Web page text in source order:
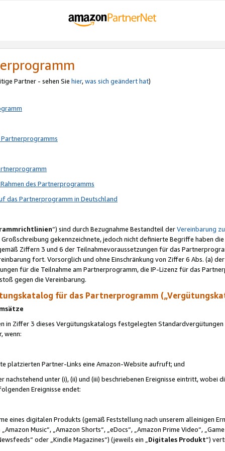
Partner - sehen Sie hier,was sich geändert hat)
Partnerprogramms
des Partnerprogramms
das Partnerprogramm in Deutschland
“) sind durch Bezugnahme Bestandteil derVereinbarung
gekennzeichnete, jedoch nicht definierte Begriffe haben
Ziffern 3 und 6 der Teilnahmevoraussetzungen für das
fort. Vorsorglich und ohne Einschränkung von Ziffer 6 Abs. (a)
für die Teilnahme am Partnerprogramm, die IP-Lizenz für das
gegen die Vereinbarung.
für das Partnerprogramm
in Ziffer 3 dieses Vergütungskatalogs festgelegten
wenn:
platzierten Partner-Links eine Amazon-Website aufruft; und
unter (i), (ii) und (iii) beschriebenen Ereignisse eintritt, wobei
Ereignisse endet:
eines digitalen Produkts (gemäß Feststellung nach unserem alleinigen
Music“, „Amazon Shorts“, „eDocs“, „Amazon Prime Video“,
oder „Kindle Magazines“) (jeweils ein „ Digitales Produkt“)